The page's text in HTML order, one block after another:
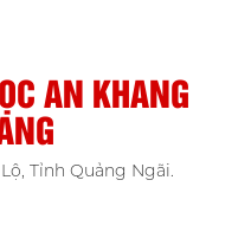
AN KHANG
Tỉnh Quảng Ngãi.